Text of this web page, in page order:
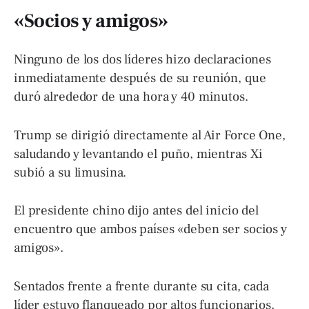
«Socios y amigos»
Ninguno de los dos líderes hizo declaraciones
inmediatamente después de su reunión, que
duró alrededor de una hora y 40 minutos.
Trump se dirigió directamente al Air Force One,
saludando y levantando el puño, mientras Xi
subió a su limusina.
El presidente chino dijo antes del inicio del
encuentro que ambos países «deben ser socios y
amigos».
Sentados frente a frente durante su cita, cada
líder estuvo flanqueado por altos funcionarios,